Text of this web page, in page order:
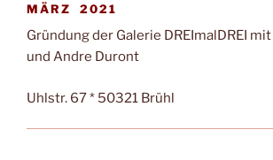
MÄRZ 2021
Gründung der Galerie DREImalDREI
und Andre Duront
Uhlstr. 67 * 50321 Brühl